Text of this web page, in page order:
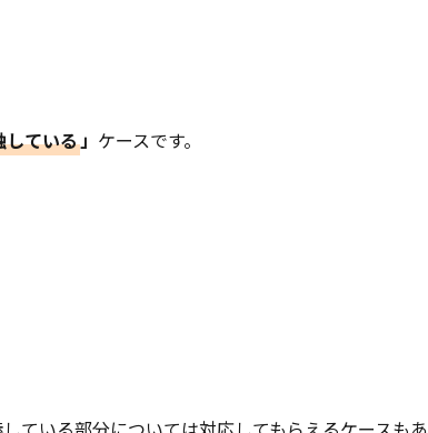
している 」 ケースです。